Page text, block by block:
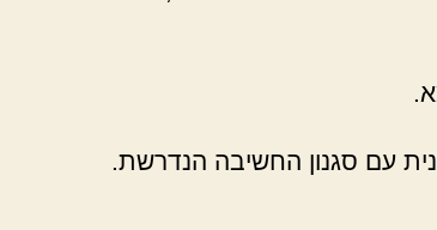
עם סגנון החשיבה הנדרשת.